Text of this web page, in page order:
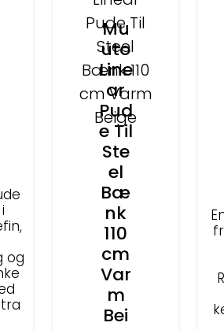
og
Mu
uto
Line
ar
Pud
e Til
Ste
el
Bæ
nk
110
cm
Var
m
Bei